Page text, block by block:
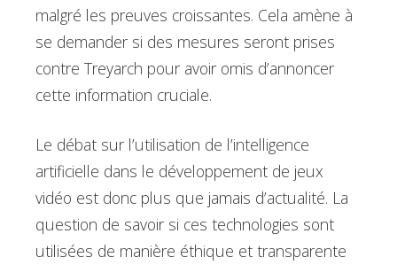
malgré les preuves croissantes. Cela amène à
se demander si des mesures seront prises
contre Treyarch pour avoir omis d’annoncer
cette information cruciale.
Le débat sur l’utilisation de l’intelligence
artificielle dans le développement de jeux
vidéo est donc plus que jamais d’actualité. La
question de savoir si ces technologies sont
utilisées de manière éthique et transparente